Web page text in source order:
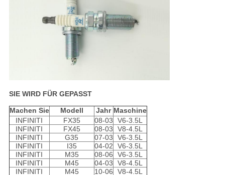
SIE WIRD FÜR GEPASST
Machen Sie Modell Jahr Maschine
INFINITI
FX35 08-03
V6-3.5L
INFINITI
FX45 08-03
V8-4.5L
INFINITI
G35 07-03
V6-3.5L
INFINITI
I35 04-02
V6-3.5L
INFINITI
M35 08-06
V6-3.5L
INFINITI
M45 04-03
V8-4.5L
INFINITI
M45 10-06
V8-4.5L